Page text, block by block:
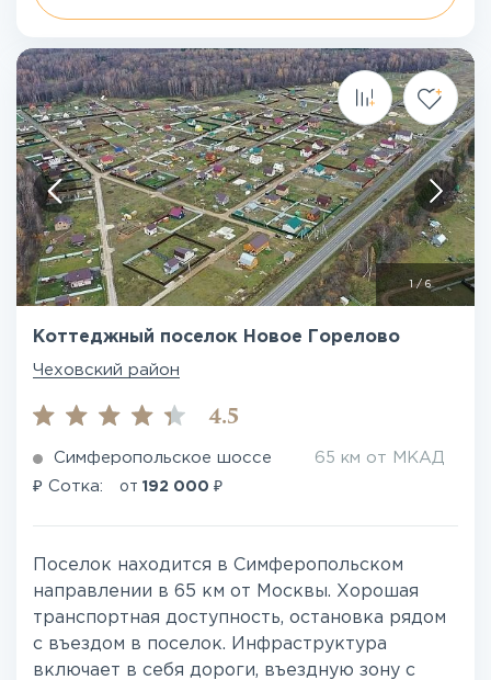
1/ 6
Коттеджный поселок Новое Горелово
Чеховский район
4.5
Симферопольское шоссе 65 км от МКАД
₽ Сотка: от 192 000 ₽
Поселок находится в Симферопольском
направлении в 65 км от Москвы. Хорошая
транспортная доступность, остановка рядом
с въездом в поселок. Инфраструктура
включает в себя дороги, въездную зону с